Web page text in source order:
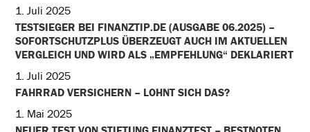
1. Juli 2025
TESTSIEGER BEI FINANZTIP.DE (AUSGABE 06.2025) –
SOFORTSCHUTZPLUS ÜBERZEUGT AUCH IM AKTUELLEN
VERGLEICH UND WIRD ALS „EMPFEHLUNG“ DEKLARIERT
1. Juli 2025
FAHRRAD VERSICHERN – LOHNT SICH DAS?
1. Mai 2025